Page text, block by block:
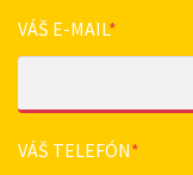
VÁŠ E-MAIL*
VÁŠ TELEFÓN*